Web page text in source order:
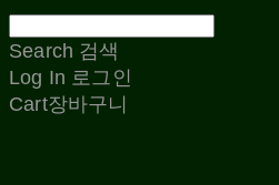
Search 검색
Log In 로그인
Cart장바구니